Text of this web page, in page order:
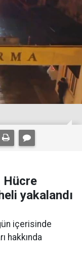
Hücre
yakalandı
içerisinde
hakkında